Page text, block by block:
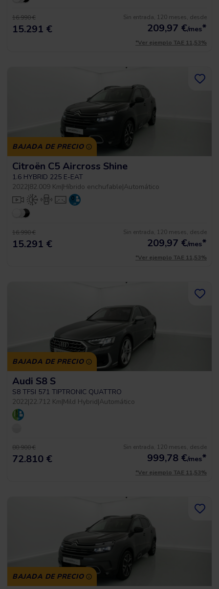
16.990 €
15.291 €
Sin entrada, 120 meses, desde
209,97 €/mes*
*Ver ejemplo TAE 11,53%
BAJADA DE PRECIO
Citroën C5 Aircross Shine
1.6 HYBRID 225 E-EAT
2022|82.009 Km|Híbrido enchufable|Automático
16.990 €
15.291 €
Sin entrada, 120 meses, desde
209,97 €/mes*
*Ver ejemplo TAE 11,53%
BAJADA DE PRECIO
Audi S8 S
S8 TFSI 571 TIPTRONIC QUATTRO
2022|22.712 Km|Mild Hybrid|Automático
80.900 €
72.810 €
Sin entrada, 120 meses, desde
999,78 €/mes*
*Ver ejemplo TAE 11,53%
BAJADA DE PRECIO